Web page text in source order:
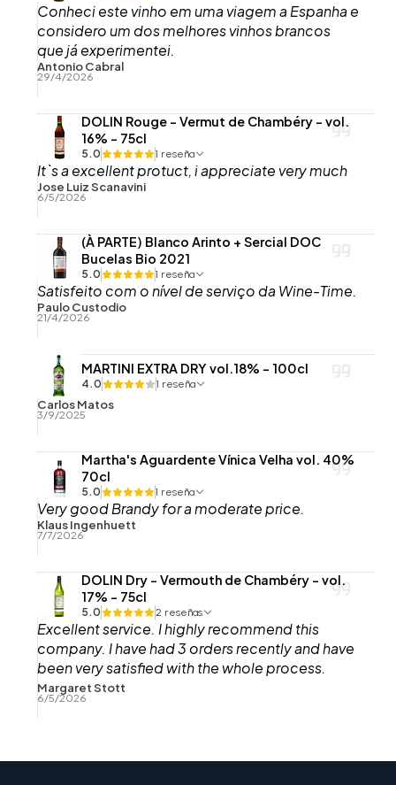
Conheci este vinho em uma viagem a Espanha e
considero um dos melhores vinhos brancos
que já experimentei.
Antonio Cabral
29/4/2026
DOLIN Rouge - Vermut de Chambéry - vol.
16% - 75cl
5.0 1 reseña
It`s a excellent protuct, i appreciate very much
Jose Luiz Scanavini
6/5/2026
(À PARTE) Blanco Arinto + Sercial DOC
Bucelas Bio 2021
5.0 1 reseña
Satisfeito com o nível de serviço da Wine-Time.
Paulo Custodio
21/4/2026
MARTINI EXTRA DRY vol.18% - 100cl
4.0 1 reseña
Carlos Matos
3/9/2025
Martha's Aguardente Vínica Velha vol. 40%
70cl
5.0 1 reseña
Very good Brandy for a moderate price.
Klaus Ingenhuett
7/7/2026
DOLIN Dry - Vermouth de Chambéry - vol.
17% - 75cl
5.0 2 reseñas
Excellent service. I highly recommend this
company. I have had 3 orders recently and have
been very satisfied with the whole process.
Thank you.
Margaret Stott
6/5/2026